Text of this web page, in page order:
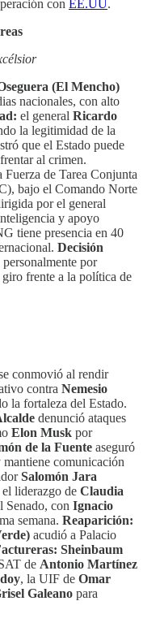
con EE.UU.
(El Mencho)
nacionales, con alto
el general Ricardo
la legitimidad de la
que el Estado puede
al crimen.
Fuerza de Tarea Conjunta
bajo el Comando Norte
por el general
y apoyo
tiene presencia en 40
Decisión
por
frente a la política de
conmovió al rendir
contra Nemesio
la fortaleza del Estado.
denunció ataques
Elon Musk por
de la Fuente aseguró
comunicación
Salomón Jara
liderazgo de Claudia
Senado, con Ignacio
semana. Reaparición:
acudió a Palacio
Sheinbaum
de Antonio Martínez
, la UIF de Omar
Galeano para